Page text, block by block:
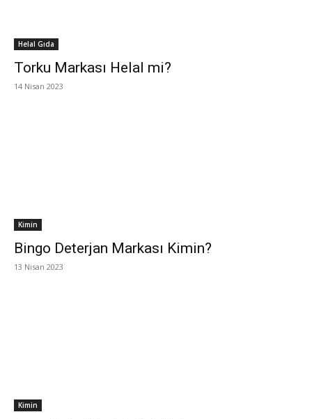
Helal Gıda
Torku Markası Helal mi?
14 Nisan 2023
Kimin
Bingo Deterjan Markası Kimin?
13 Nisan 2023
Kimin